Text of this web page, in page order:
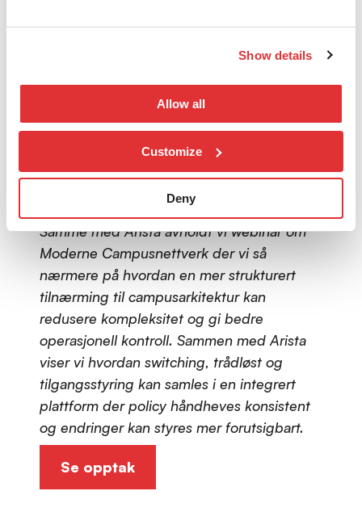
Show details
Allow all
Customize
Deny
styrker eksisterende styringsmodeller og
prosesser. Sammen etablerer vi en
kontroll er innebygd i infrastrukturen.
Powered by knowledge. Driven by trust.
Webinar om Moderne
campusnettverk
Samme med Arista avholdt vi webinar om
Moderne Campusnettverk der vi så
nærmere på hvordan en mer strukturert
tilnærming til campusarkitektur kan
redusere kompleksitet og gi bedre
operasjonell kontroll. Sammen med Arista
viser vi hvordan switching, trådløst og
tilgangsstyring kan samles i en integrert
plattform der policy håndheves konsistent
og endringer kan styres mer forutsigbart.
Se opptak